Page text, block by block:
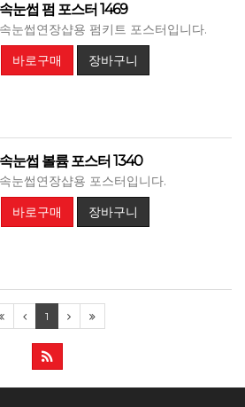
속눈썹 펌 포스터 1469
속눈썹연장샵용 펌키트 포스터입니다.
바로구매
장바구니
속눈썹 볼륨 포스터 1340
속눈썹연장샵용 포스터입니다.
바로구매
장바구니
1